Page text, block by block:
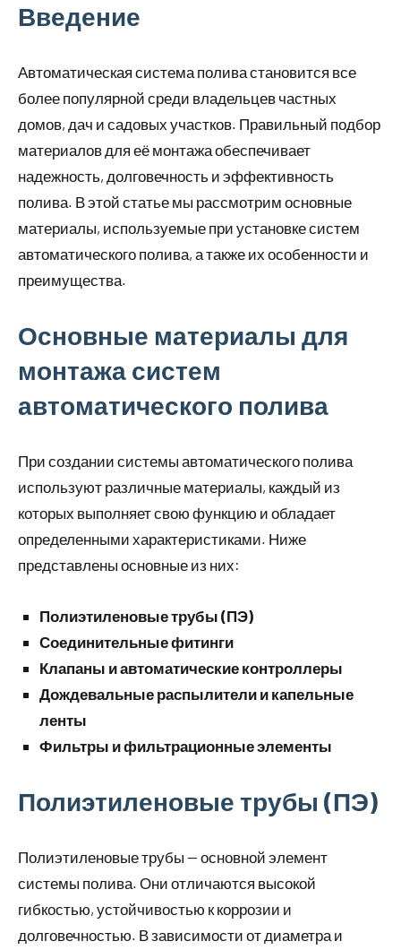
Введение
Автоматическая система полива становится все
более популярной среди владельцев частных
домов, дач и садовых участков. Правильный подбор
материалов для её монтажа обеспечивает
надежность, долговечность и эффективность
полива. В этой статье мы рассмотрим основные
материалы, используемые при установке систем
автоматического полива, а также их особенности и
преимущества.
Основные материалы для
монтажа систем
автоматического полива
При создании системы автоматического полива
используют различные материалы, каждый из
которых выполняет свою функцию и обладает
определенными характеристиками. Ниже
представлены основные из них:
Полиэтиленовые трубы (ПЭ)
Соединительные фитинги
Клапаны и автоматические контроллеры
Дождевальные распылители и капельные
ленты
Фильтры и фильтрационные элементы
Полиэтиленовые трубы (ПЭ)
Полиэтиленовые трубы — основной элемент
системы полива. Они отличаются высокой
гибкостью, устойчивостью к коррозии и
долговечностью. В зависимости от диаметра и